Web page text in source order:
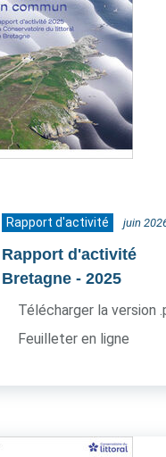
Rapport d'activité juin
Rapport d'activité
Bretagne - 2025
Télécharger la version
Feuilleter en ligne